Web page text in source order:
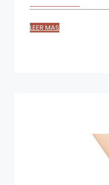
LEER MAS